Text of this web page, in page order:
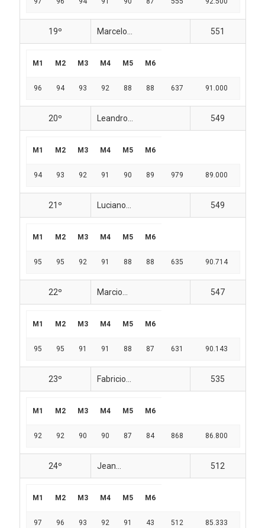
19º Marcelo... 551
M1 M2 M3 M4 M5 M6
96 94 93 92 88 88 637 91.000
20º Leandro... 549
M1 M2 M3 M4 M5 M6
94 93 92 91 90 89 979 89.000
21º Luciano... 549
M1 M2 M3 M4 M5 M6
95 95 92 91 88 88 635 90.714
22º Marcio... 547
M1 M2 M3 M4 M5 M6
95 95 91 91 88 87 631 90.143
23º Fabricio... 535
M1 M2 M3 M4 M5 M6
92 92 90 90 87 84 868 86.800
24º Jean... 512
M1 M2 M3 M4 M5 M6
97 96 93 92 91 43 512 85.333